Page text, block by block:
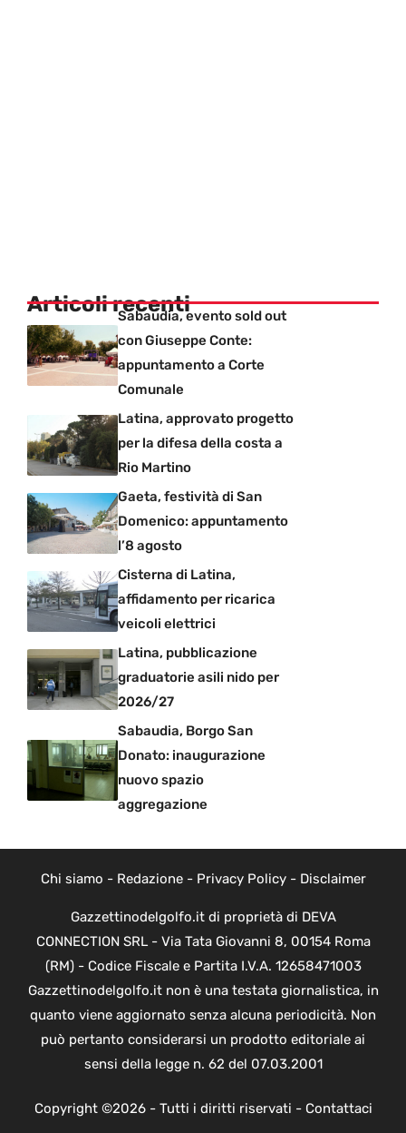
Articoli recentiSabaudia, evento sold out
con Giuseppe Conte:
appuntamento a Corte
Comunale
Latina, approvato progetto
per la difesa della costa a
Rio Martino
Gaeta, festività di San
Domenico: appuntamento
l’8 agosto
Cisterna di Latina,
affidamento per ricarica
veicoli elettrici
Latina, pubblicazione
graduatorie asili nido per
2026/27
Sabaudia, Borgo San
Donato: inaugurazione
nuovo spazio
aggregazione
Chi siamo - Redazione- Privacy Policy- Disclaimer
Gazzettinodelgolfo.it di proprietà di DEVA
CONNECTION SRL - Via Tata Giovanni 8, 00154 Roma
(RM) - Codice Fiscale e Partita I.V.A. 12658471003
Gazzettinodelgolfo.it non è una testata giornalistica, in
quanto viene aggiornato senza alcuna periodicità. Non
può pertanto considerarsi un prodotto editoriale ai
sensi della legge n. 62 del 07.03.2001
Copyright ©2026 - Tutti i diritti riservati - Contattaci